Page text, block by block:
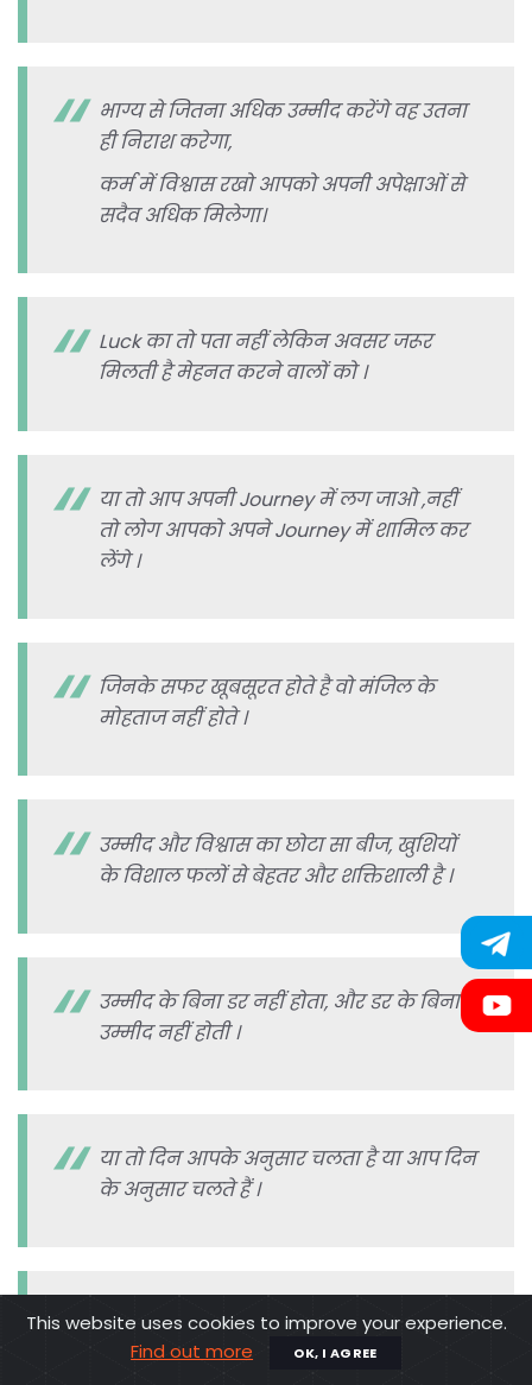
भाग्य से जितना अधिक उम्मीद करेंगे वह उतना
ही निराश करेगा,
कर्म में विश्वास रखो आपको अपनी अपेक्षाओं से
सदैव अधिक मिलेगा।
Luck का तो पता नहीं लेकिन अवसर जरूर
मिलती है मेहनत करने वालों को ।
या तो आप अपनी Journey में लग जाओ ,नहीं
तो लोग आपको अपने Journey में शामिल कर
लेंगे ।
जिनके सफर खूबसूरत होते है वो मंजिल के
मोहताज नहीं होते ।
उम्मीद और विश्वास का छोटा सा बीज, खुशियों
के विशाल फलों से बेहतर और शक्तिशाली है ।
उम्मीद के बिना डर नहीं होता, और डर के बिना
उम्मीद नहीं होती ।
या तो दिन आपके अनुसार चलता है या आप दिन
के अनुसार चलते हैं ।
ऐसे काम करो जिससे लोगों को लगे कि आपको
जीतने की आदत है।
This website uses cookies to improve your experience.
Find out more
OK, I AGREE